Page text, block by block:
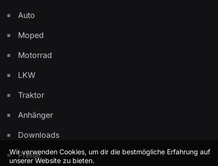
Auto
Moped
Motorrad
LKW
Traktor
Anhänger
Downloads
Preise
Wir verwenden Cookies, um dir die bestmögliche Erfahrung auf
unserer Website zu bieten.